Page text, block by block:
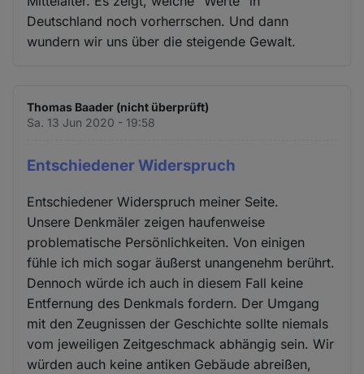
Deutschland noch vorherrschen. Und dann
wundern wir uns über die steigende Gewalt.
Thomas Baader (nicht überprüft)
Sa. 13 Jun 2020 - 19:58
Entschiedener Widerspruch
Entschiedener Widerspruch meiner Seite.
Unsere Denkmäler zeigen haufenweise
problematische Persönlichkeiten. Von einigen
fühle ich mich sogar äußerst unangenehm berührt.
Dennoch würde ich auch in diesem Fall keine
Entfernung des Denkmals fordern. Der Umgang
mit den Zeugnissen der Geschichte sollte niemals
vom jeweiligen Zeitgeschmack abhängig sein. Wir
würden auch keine antiken Gebäude abreißen,